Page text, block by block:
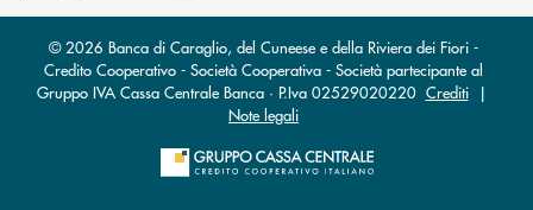
© 2026 Banca di Caraglio, del Cuneese e della Riviera dei Fiori -
Credito Cooperativo - Società Cooperativa - Società partecipante al
Gruppo IVA Cassa Centrale Banca · P.Iva 02529020220 Crediti|
Note legali